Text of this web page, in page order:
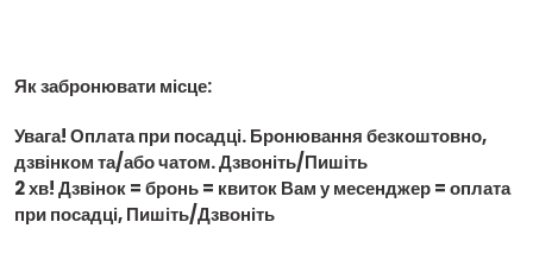
Як забронювати місце:
Увага! Оплата при посадці. Бронювання безкоштовно,
дзвінком та/або чатом. Дзвоніть/Пишіть
2 хв! Дзвінок = бронь = квиток Вам у месенджер = оплата
при посадці, Пишіть/Дзвоніть